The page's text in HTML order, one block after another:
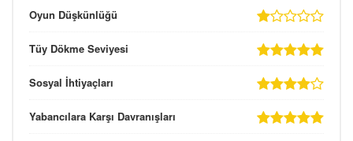
Oyun Düşkünlüğü
Tüy Dökme Seviyesi
Sosyal İhtiyaçları
Yabancılara Karşı Davranışları